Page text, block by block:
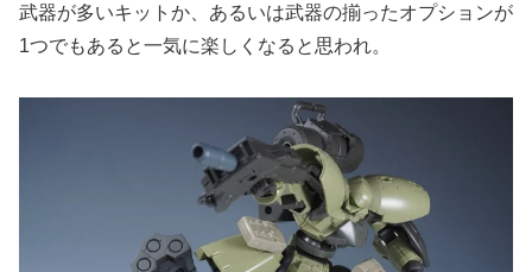
武器が多いキットか、あるいは武器の揃ったオプションが
1つでもあると一気に楽しくなると思われ。